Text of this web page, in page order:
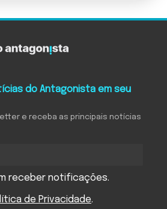
do Antagonista em seu
e receba as principais notícias
receber notificações.
de Privacidade.